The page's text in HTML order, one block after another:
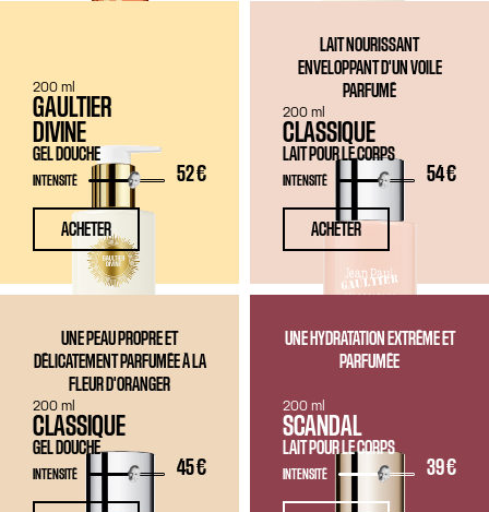
GAULTIER
DIVINE
GEL DOUCHE
52 €
INTENSITÉ
200 ml
ACHETER
LAIT NOURISSANT
ENVELOPPANT D'UN VOILE
PARFUMÉ
CLASSIQUE
LAIT POUR LE CORPS
54 €
INTENSITÉ
200 ml
ACHETER
UNE PEAU PROPRE ET
DÉLICATEMENT PARFUMÉE À LA
FLEUR D'ORANGER
CLASSIQUE
GEL DOUCHE
45 €
INTENSITÉ
200 ml
UNE HYDRATATION EXTRÊME ET
PARFUMÉE
SCANDAL
LAIT POUR LE CORPS
39 €
INTENSITÉ
200 ml